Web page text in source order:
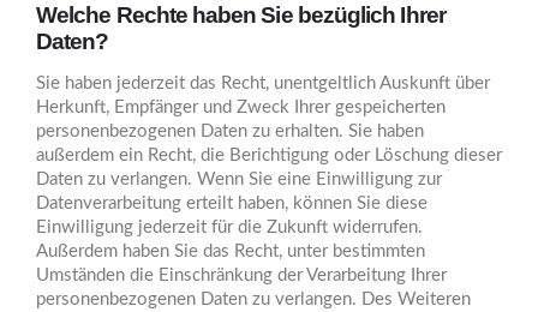
Welche Rechte haben Sie bezüglich Ihrer
Daten?
Sie haben jederzeit das Recht, unentgeltlich Auskunft über
Herkunft, Empfänger und Zweck Ihrer gespeicherten
personenbezogenen Daten zu erhalten. Sie haben
außerdem ein Recht, die Berichtigung oder Löschung dieser
Daten zu verlangen. Wenn Sie eine Einwilligung zur
Datenverarbeitung erteilt haben, können Sie diese
Einwilligung jederzeit für die Zukunft widerrufen.
Außerdem haben Sie das Recht, unter bestimmten
Umständen die Einschränkung der Verarbeitung Ihrer
personenbezogenen Daten zu verlangen. Des Weiteren